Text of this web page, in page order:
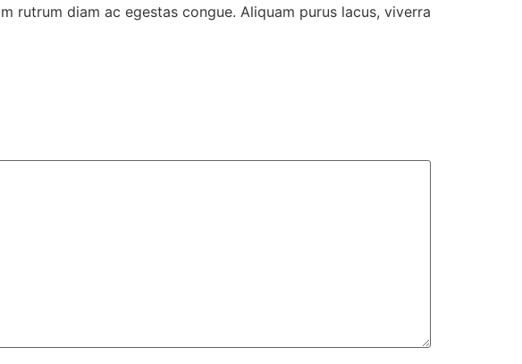
rutrum diam ac egestas congue. Aliquam purus lacus, viverra